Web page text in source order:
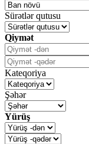
Sürətlər qutusu
Qiymət
Kateqoriya
Şəhər
Yürüş